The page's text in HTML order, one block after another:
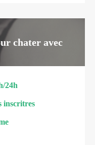
chater avec
24h
inscritres